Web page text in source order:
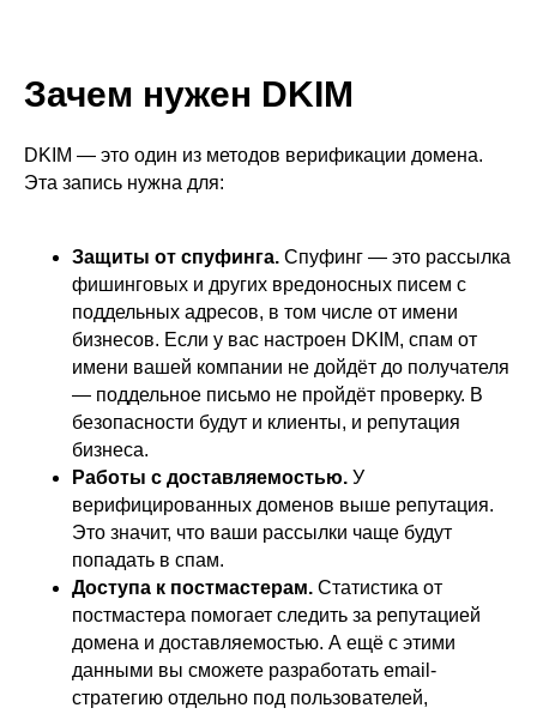
Зачем нужен DKIM
DKIM — это один из методов верификации домена.
Эта запись нужна для:
Защиты от спуфинга. Спуфинг — это рассылка
фишинговых и других вредоносных писем с
поддельных адресов, в том числе от имени
бизнесов. Если у вас настроен DKIM, спам от
имени вашей компании не дойдёт до получателя
— поддельное письмо не пройдёт проверку. В
безопасности будут и клиенты, и репутация
бизнеса.
Работы с доставляемостью. У
верифицированных доменов выше репутация.
Это значит, что ваши рассылки чаще будут
попадать в спам.
Доступа к постмастерам. Статистика от
постмастера помогает следить за репутацией
домена и доставляемостью. А ещё с этими
данными вы сможете разработать email-
стратегию отдельно под пользователей,